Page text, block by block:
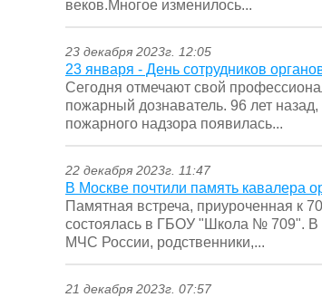
веков.Многое изменилось...
23 декабря 2023г. 12:05
23 января - День сотрудников
Сегодня отмечают свой
пожарный дознаватель. 96 лет
пожарного надзора появилась...
22 декабря 2023г. 11:47
В Москве почтили память кавалера
Памятная встреча, приуроченная к
состоялась в ГБОУ "Школа № 709". В
МЧС России, родственники,...
21 декабря 2023г. 07:57